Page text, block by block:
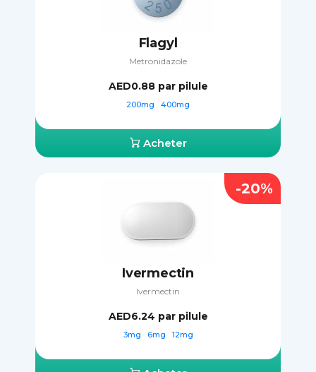
Flagyl
Metronidazole
AED0.88 par pilule
200mg 400mg
Acheter
Ivermectin
Ivermectin
AED6.24 par pilule
3mg 6mg 12mg
-20%